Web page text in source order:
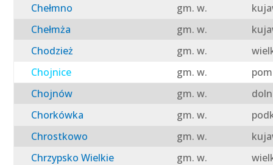
Chełmno
gm. w.
Chełmża
gm. w.
Chodzież
gm. w.
Chojnice
gm. w.
Chojnów
gm. w.
Chorkówka
gm. w.
Chrostkowo
gm. w.
Chrzypsko Wielkie
gm. w.